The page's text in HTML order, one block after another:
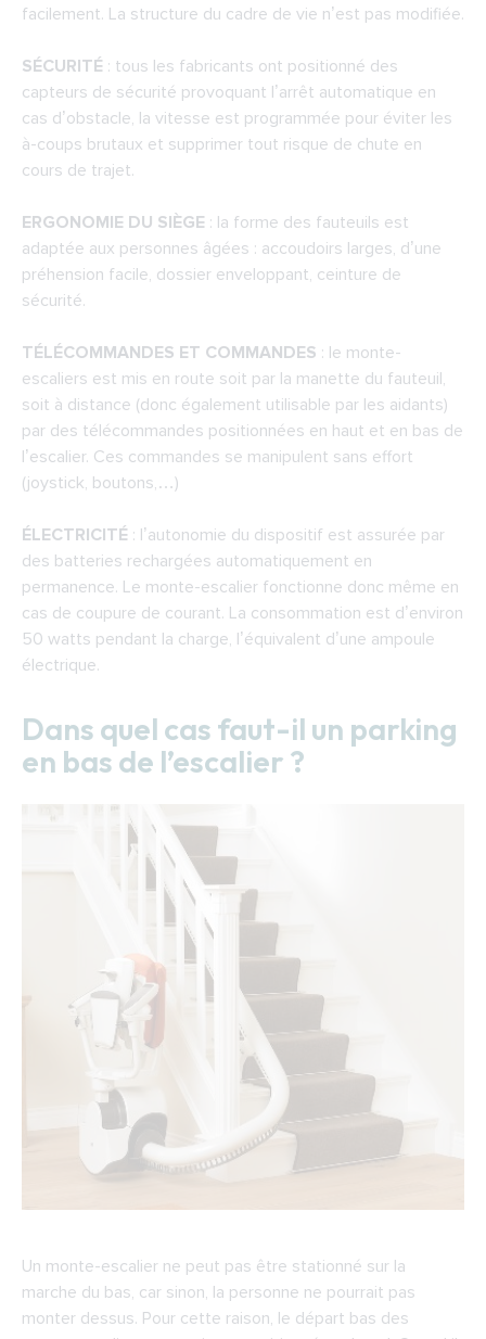
facilement. La structure du cadre de vie n’est pas modifiée.
SÉCURITÉ : tous les fabricants ont positionné des
capteurs de sécurité provoquant l’arrêt automatique en
cas d’obstacle, la vitesse est programmée pour éviter les
à-coups brutaux et supprimer tout risque de chute en
cours de trajet.
ERGONOMIE DU SIÈGE : la forme des fauteuils est
adaptée aux personnes âgées : accoudoirs larges, d’une
préhension facile, dossier enveloppant, ceinture de
sécurité.
TÉLÉCOMMANDES ET COMMANDES : le monte-
escaliers est mis en route soit par la manette du fauteuil,
soit à distance (donc également utilisable par les aidants)
par des télécommandes positionnées en haut et en bas de
l’escalier. Ces commandes se manipulent sans effort
(joystick, boutons,…)
ÉLECTRICITÉ : l’autonomie du dispositif est assurée par
des batteries rechargées automatiquement en
permanence. Le monte-escalier fonctionne donc même en
cas de coupure de courant. La consommation est d’environ
50 watts pendant la charge, l’équivalent d’une ampoule
électrique.
Dans quel cas faut-il un parking
en bas de l’escalier ?
Un monte-escalier ne peut pas être stationné sur la
marche du bas, car sinon, la personne ne pourrait pas
monter dessus. Pour cette raison, le départ bas des